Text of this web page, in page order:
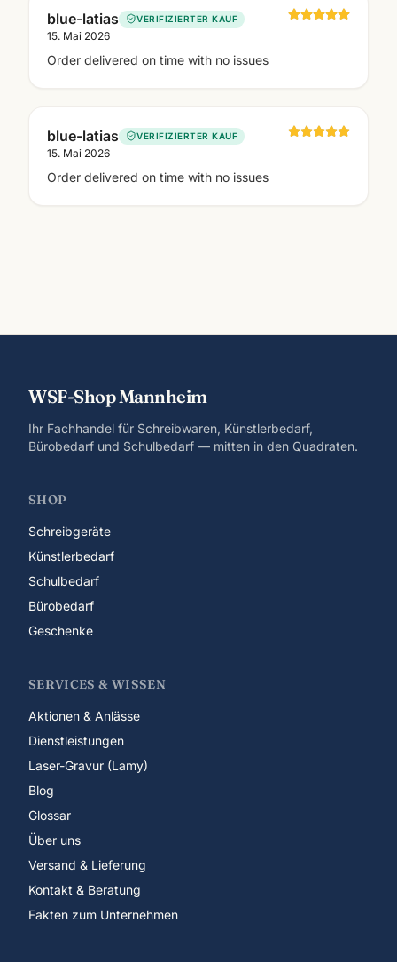
blue-latias VERIFIZIERTER KAUF
15. Mai 2026
Order delivered on time with no issues
blue-latias VERIFIZIERTER KAUF
15. Mai 2026
Order delivered on time with no issues
WSF-Shop Mannheim
Ihr Fachhandel für Schreibwaren, Künstlerbedarf,
Bürobedarf und Schulbedarf — mitten in den Quadraten.
SHOP
Schreibgeräte
Künstlerbedarf
Schulbedarf
Bürobedarf
Geschenke
SERVICES & WISSEN
Aktionen & Anlässe
Dienstleistungen
Laser-Gravur (Lamy)
Blog
Glossar
Über uns
Versand & Lieferung
Kontakt & Beratung
Fakten zum Unternehmen